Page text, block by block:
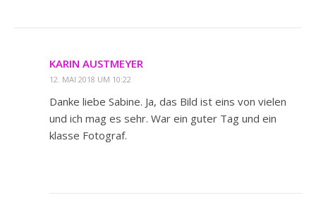
KARIN AUSTMEYER
12. MAI 2018 UM 10:22
Danke liebe Sabine. Ja, das Bild ist eins von vielen
und ich mag es sehr. War ein guter Tag und ein
klasse Fotograf.